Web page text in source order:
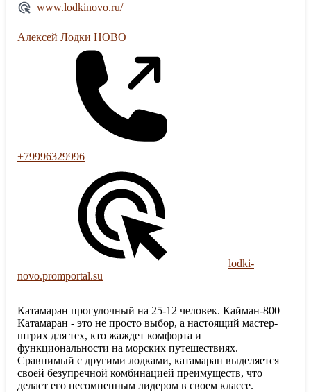
www.lodkinovo.ru/
Алексей Лодки НОВО
+79996329996
lodki-
novo.promportal.su
Катамаран прогулочный на 25-12 человек. Кайман-800
Катамаран - это не просто выбор, а настоящий мастер-
штрих для тех, кто жаждет комфорта и
функциональности на морских путешествиях.
Сравнимый с другими лодками, катамаран выделяется
своей безупречной комбинацией преимуществ, что
делает его несомненным лидером в своем классе.